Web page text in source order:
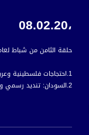
،08.02.20
حلقة الثامن من شباط لعام 2020 من برنامج #اخبار مساواة تناولت عدة فقرات
1.احتجاجات فلسطينية وعربية ودولية تنديدا بصفقة القرن
2.السودان: تنديد رسمي وشعبي بلقاء نتنياهو والبرهان